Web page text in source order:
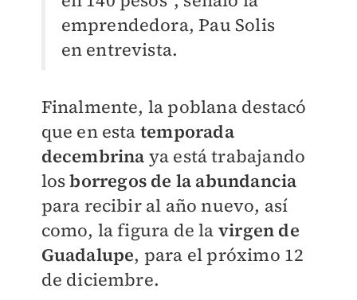
emprendedora, Pau Solis
en entrevista.
Finalmente, la poblana destacó
que en esta temporada
decembrina ya está trabajando
losborregos de la abundancia
para recibir al año nuevo, así
como, la figura de la virgen de
Guadalupe, para el próximo 12
de diciembre.